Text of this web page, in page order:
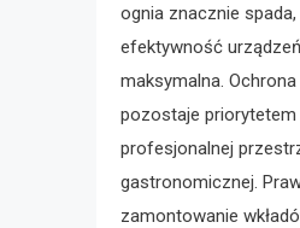
ognia znacznie
efektywność
maksymalna. Ochrona
pozostaje
profesjonalnej
gastronomicznej.
zamontowanie